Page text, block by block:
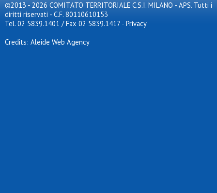
©2013 - 2026 COMITATO TERRITORIALE C.S.I. MILANO - APS. Tutti i
diritti riservati - C.F. 80110610153
Tel. 02 5839.1401 / Fax 02 5839.1417 - Privacy
Credits: Aleide Web Agency